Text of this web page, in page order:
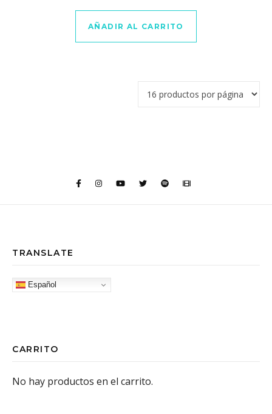
AÑADIR AL CARRITO
TRANSLATE
Español
CARRITO
No hay productos en el carrito.